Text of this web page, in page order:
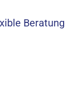
Beratung